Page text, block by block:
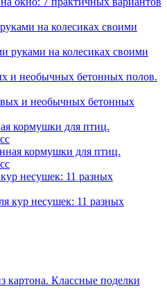
на колесиках своими
и необычных бетонных полов.
кормушки для птиц.
несушек: 11 разных
картона. Классные поделки